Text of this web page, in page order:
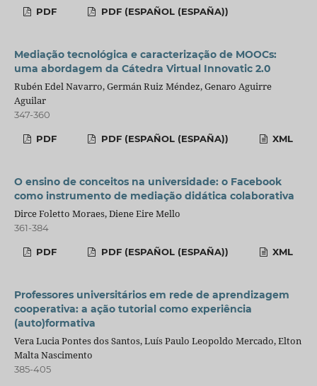
PDF PDF (ESPAÑOL (ESPAÑA))
Mediação tecnológica e caracterização de MOOCs:
uma abordagem da Cátedra Virtual Innovatic 2.0
Rubén Edel Navarro, Germán Ruiz Méndez, Genaro Aguirre
Aguilar
347-360
PDF PDF (ESPAÑOL (ESPAÑA)) XML
O ensino de conceitos na universidade: o Facebook
como instrumento de mediação didática colaborativa
Dirce Foletto Moraes, Diene Eire Mello
361-384
PDF PDF (ESPAÑOL (ESPAÑA)) XML
Professores universitários em rede de aprendizagem
cooperativa: a ação tutorial como experiência
(auto)formativa
Vera Lucia Pontes dos Santos, Luís Paulo Leopoldo Mercado, Elton
Malta Nascimento
385-405